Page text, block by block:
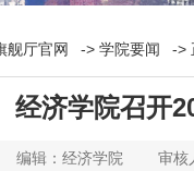
舰厅官网 -> 学院要闻 ->
经济学院召开
编辑：经济学院 审核